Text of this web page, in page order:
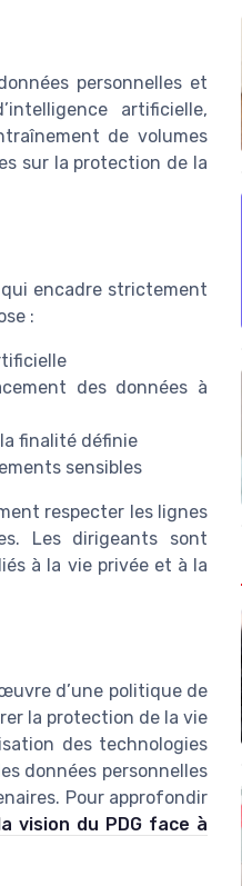
personnelles et
artificielle,
de volumes
sur la protection de la
qui encadre strictement
:
des données à
finalité définie
sensibles
respecter les lignes
Les dirigeants sont
à la vie privée et à la
d’une politique de
la protection de la vie
des technologies
données personnelles
Pour approfondir
vision du PDG face à